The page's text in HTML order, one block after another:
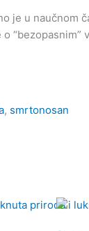
je u naučnom
“bezopasnim”
, smrtonosan